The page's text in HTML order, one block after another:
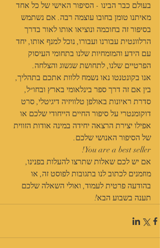
בעולם כבר הבינו - הסיפור האישי של כל אחד
מאיתנו טומן בחובו עוצמה רבה. אם נשתמש
בסיפור זה בחוכמה ונוציאו אותו לאור בדרך
הרלוונטית עבורנו ועבורו, נוכל למנף אותו, יחד
עם הידע והמומחיות שלנו בתחומי העיסוק
הפרטיים שלנו, לתחושת שגשוג והצלחה.
אנו בקונטנטו נאו נשמח ללוות אתכם בתהליך,
בין אם זה דרך ספר בינלאומי בארץ ובחו״ל,
סדרת ראיונות באולפן טלוויזיה דיגיטלי, סרט
דוקומנטרי על סיפור החיים הייחודי שלכם או
אפילו יצירת הרצאה יחידה במינה אודות הזווית
של הסיפור האנושי שלכם.
You are a best seller!
אם יש לכם שאלות שתרצו להעלות בפנינו,
מוזמנים לכתוב לנו בתגובות לפוסט זה, או
בהודעה פרטית לעמוד, ואולי השאלה שלכם
תענה בשבוע הבא!